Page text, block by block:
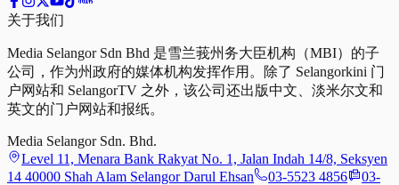
关于我们
Media Selangor Sdn Bhd 是雪兰莪州务大臣机构（MBI）的子
公司，作为州政府的媒体机构发挥作用。除了 Selangorkini 门
户网站和 SelangorTV 之外，该公司还出版中文、淡米尔文和
英文的门户网站和报纸。
Media Selangor Sdn. Bhd.
Level 11, Menara Bank Rakyat No. 1, Jalan Indah 14/8, Seksyen
14 40000 Shah Alam Selangor Darul Ehsan
03-5523 4856
03-